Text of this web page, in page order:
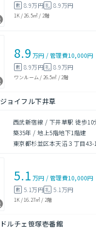
敷 8.9万円礼 8.9万円
1K / 26.5㎡ / 2階
8.9 万円 /管理費10,000円
敷 8.9万円礼 8.9万円
ワンルーム / 26.5㎡ / 2階
ジョイフル下井草
西武新宿線 / 下井草駅 徒歩10
築35年 /地上5階地下1階建
東京都杉並区本天沼３丁目43-
5.1 万円 /管理費10,000円
敷 5.1万円礼 5.1万円
1K / 16.27㎡ / 2階
ドルチェ笹塚壱番館